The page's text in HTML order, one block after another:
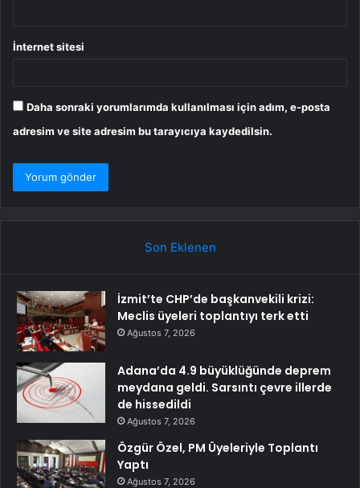
İnternet sitesi
Daha sonraki yorumlarımda kullanılması için adım, e-posta
adresim ve site adresim bu tarayıcıya kaydedilsin.
Son Eklenen
İzmit’te CHP’de başkanvekili krizi:
Meclis üyeleri toplantıyı terk etti
Ağustos 7, 2026
Adana’da 4.9 büyüklüğünde deprem
meydana geldi. Sarsıntı çevre illerde
de hissedildi
Ağustos 7, 2026
Özgür Özel, PM Üyeleriyle Toplantı
Yaptı
Ağustos 7, 2026